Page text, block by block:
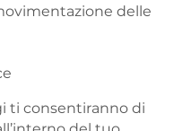
delle
ti consentiranno di